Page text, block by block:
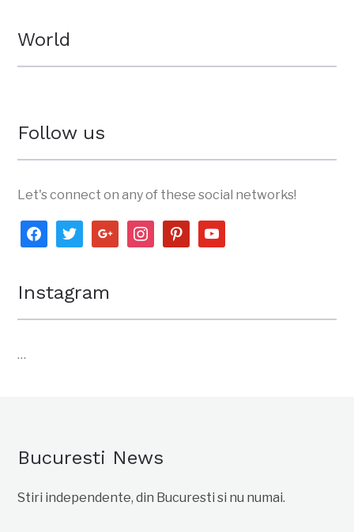
World
Follow us
Let's connect on any of these social networks!
facebooktwittergoogleinstagrampinterestyoutube
Instagram
…
Bucuresti News
Stiri independente, din Bucuresti si nu numai.